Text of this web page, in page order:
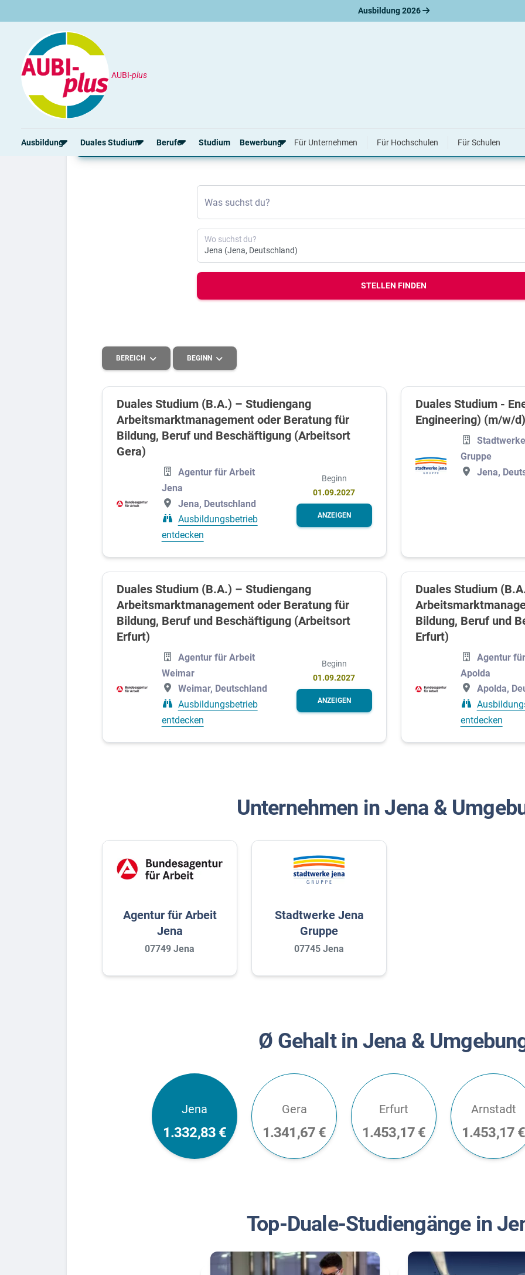
Ausbildung 2026
AUBI-plus
Ausbildung Duales Studium Berufe
Gut bezahlte Berufe
Kaufmännische Berufe
Berufe nach Themen
Schülerpraktikum
Berufs-Check starten
Studium Bewerbung
Anschreiben
Vorlagen
Online-Bewerbung
Vorstellungsgespräch
Bewerbungs-Check
Für Unternehmen Für Hochschulen Für Schulen
Duales Studium
Was suchst du?
Wo suchst du?
STELLEN FINDEN
BEREICH
Kaufmännisches, Büro und Verwaltung
Elektronik
BEGINN
2027
2026
Duales Studium (B.A.) – Studiengang
Arbeitsmarktmanagement oder Beratung für
Bildung, Beruf und Beschäftigung (Arbeitsort
Gera)
Agentur für Arbeit
Jena
Jena, Deutschland
Ausbildungsbetrieb
entdecken
Beginn
01.09.2027
ANZEIGEN
Duales Studium -
Engineering) (m/w/d)
Gruppe
Jena,
Duales Studium (B.A.) – Studiengang
Arbeitsmarktmanagement oder Beratung für
Bildung, Beruf und Beschäftigung (Arbeitsort
Erfurt)
Agentur für Arbeit
Weimar
Weimar, Deutschland
Ausbildungsbetrieb
entdecken
Beginn
01.09.2027
ANZEIGEN
Duales Studium
Bildung, Beruf und
Erfurt)
Agentur
Apolda
Apolda,
entdecken
Unternehmen in Jena &
Agentur für Arbeit
Jena
07749 Jena
Stadtwerke Jena
Gruppe
07745 Jena
Ø Gehalt in Jena &
Jena
1.332,83 €
Gera
1.341,67 €
Erfurt
1.453,17 €
Arnstadt
1.453,17 €
Top-Duale-Studiengänge in